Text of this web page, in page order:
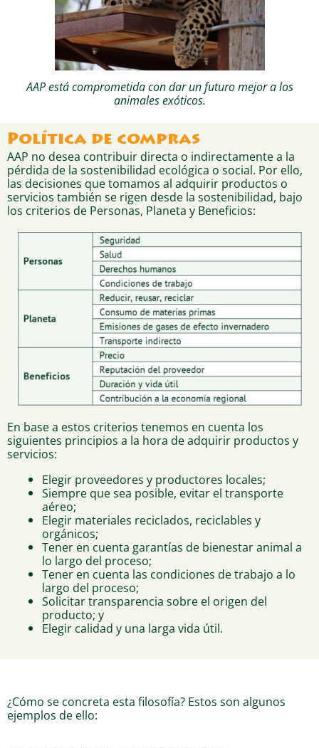
AAP está comprometida con dar un futuro mejor a los
animales exóticos.
Política de compras
AAP no desea contribuir directa o indirectamente a la
pérdida de la sostenibilidad ecológica o social. Por ello,
las decisiones que tomamos al adquirir productos o
servicios también se rigen desde la sostenibilidad, bajo
los criterios de Personas, Planeta y Beneficios:
En base a estos criterios tenemos en cuenta los
siguientes principios a la hora de adquirir productos y
servicios:
Elegir proveedores y productores locales;
Siempre que sea posible, evitar el transporte
aéreo;
Elegir materiales reciclados, reciclables y
orgánicos;
Tener en cuenta garantías de bienestar animal a
lo largo del proceso;
Tener en cuenta las condiciones de trabajo a lo
largo del proceso;
Solicitar transparencia sobre el origen del
producto; y
Elegir calidad y una larga vida útil.
¿Cómo se concreta esta filosofía? Estos son algunos
ejemplos de ello: